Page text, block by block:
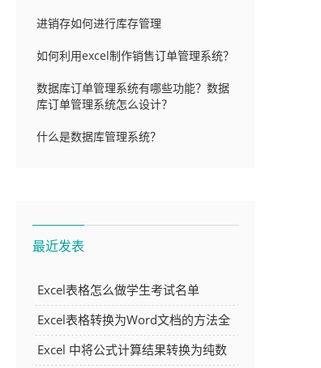
进销存如何进行库存管理
如何利用excel制作销售订单管理系统？
数据库订单管理系统有哪些功能？数据
库订单管理系统怎么设计？
什么是数据库管理系统？
最近发表
Excel表格怎么做学生考试名单
Excel表格转换为Word文档的方法全
解析
Excel 中将公式计算结果转换为纯数